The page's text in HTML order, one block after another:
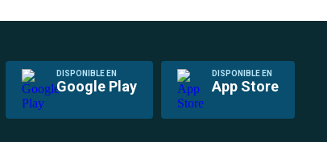
DISPONIBLE EN
Google Play
DISPONIBLE EN
App Store